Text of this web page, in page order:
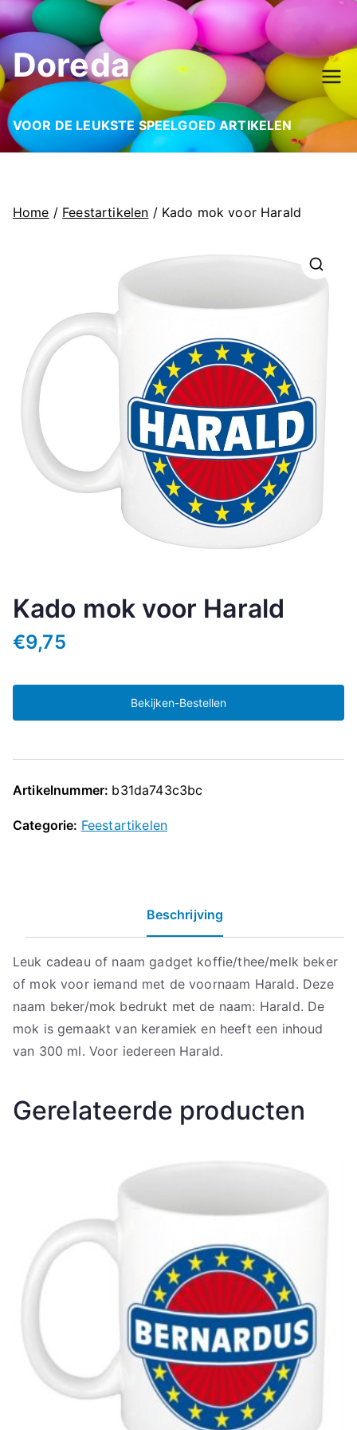
Ga
naar
de
inhoud
Doreda
VOOR DE LEUKSTE SPEELGOED ARTIKELEN
Home / Feestartikelen / Kado mok voor Harald
Kado mok voor Harald
€9,75
Bekijken-Bestellen
Artikelnummer: b31da743c3bc
Categorie: Feestartikelen
Beschrijving
Leuk cadeau of naam gadget koffie/thee/melk beker
of mok voor iemand met de voornaam Harald. Deze
naam beker/mok bedrukt met de naam: Harald. De
mok is gemaakt van keramiek en heeft een inhoud
van 300 ml. Voor iedereen Harald.
Gerelateerde producten